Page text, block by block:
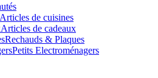
Articles de cuisines
Articles de cadeaux
Rechauds & Plaques
Petits Electroménagers